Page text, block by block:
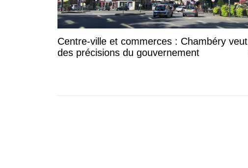
Centre-ville et commerces : Chambéry veut
des précisions du gouvernement